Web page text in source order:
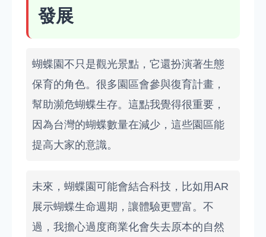
發展
蝴蝶園不只是觀光景點，它還扮演著生態
保育的角色。很多園區會參與復育計畫，
幫助瀕危蝴蝶生存。這點我覺得很重要，
因為台灣的蝴蝶數量在減少，這些園區能
提高大家的意識。
未來，蝴蝶園可能會結合科技，比如用AR
展示蝴蝶生命週期，讓體驗更豐富。不
過，我擔心過度商業化會失去原本的自然